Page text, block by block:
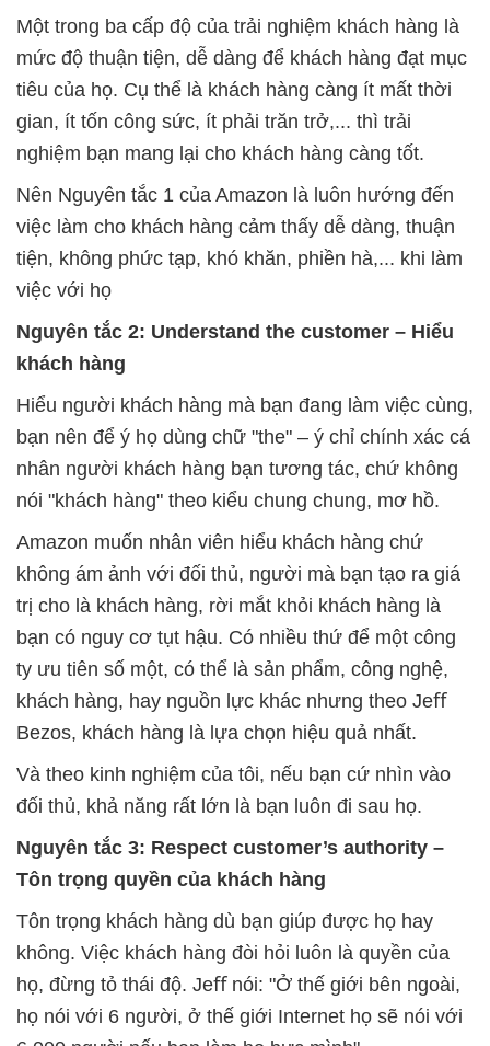
Một trong ba cấp độ của trải nghiệm khách hàng là
mức độ thuận tiện, dễ dàng để khách hàng đạt mục
tiêu của họ. Cụ thể là khách hàng càng ít mất thời
gian, ít tốn công sức, ít phải trăn trở,... thì trải
nghiệm bạn mang lại cho khách hàng càng tốt.
Nên Nguyên tắc 1 của Amazon là luôn hướng đến
việc làm cho khách hàng cảm thấy dễ dàng, thuận
tiện, không phức tạp, khó khăn, phiền hà,... khi làm
việc với họ
Nguyên tắc 2: Understand the customer – Hiểu
khách hàng
Hiểu người khách hàng mà bạn đang làm việc cùng,
bạn nên để ý họ dùng chữ "the" – ý chỉ chính xác cá
nhân người khách hàng bạn tương tác, chứ không
nói "khách hàng" theo kiểu chung chung, mơ hồ.
Amazon muốn nhân viên hiểu khách hàng chứ
không ám ảnh với đối thủ, người mà bạn tạo ra giá
trị cho là khách hàng, rời mắt khỏi khách hàng là
bạn có nguy cơ tụt hậu. Có nhiều thứ để một công
ty ưu tiên số một, có thể là sản phẩm, công nghệ,
khách hàng, hay nguồn lực khác nhưng theo Jeﬀ
Bezos, khách hàng là lựa chọn hiệu quả nhất.
Và theo kinh nghiệm của tôi, nếu bạn cứ nhìn vào
đối thủ, khả năng rất lớn là bạn luôn đi sau họ.
Nguyên tắc 3: Respect customer’s authority –
Tôn trọng quyền của khách hàng
Tôn trọng khách hàng dù bạn giúp được họ hay
không. Việc khách hàng đòi hỏi luôn là quyền của
họ, đừng tỏ thái độ. Jeﬀ nói: "Ở thế giới bên ngoài,
họ nói với 6 người, ở thế giới Internet họ sẽ nói với